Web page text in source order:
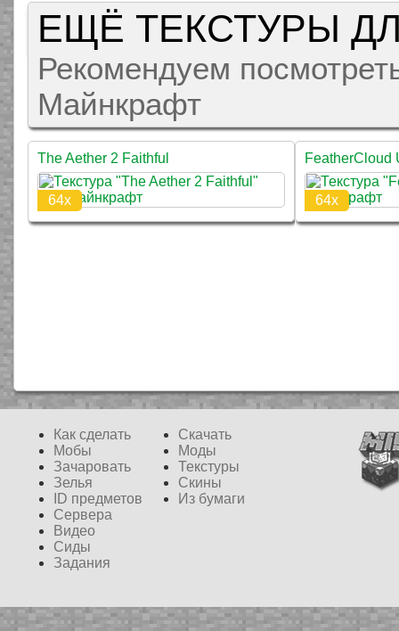
ЕЩЁ ТЕКСТУРЫ
Рекомендуем
Майнкрафт
The Aether 2 Faithful
64x
FeatherCloud
64x
BDcraft Sounds
Sound
Pack
Finlandia
Как сделать
Мобы
Зачаровать
Зелья
ID предметов
Сервера
Видео
Сиды
Задания
Скачать
Моды
Текстуры
Скины
Из бумаги